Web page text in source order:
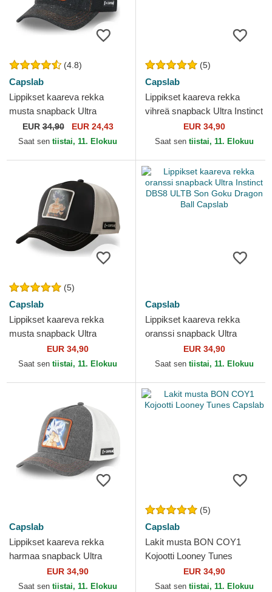
(4.8)
Capslab
Lippikset kaareva rekka
musta snapback Ultra
Instinct DBS5 SIG Son Goku
Dragon Ball Capslab
EUR34,90 EUR 24,43
Saat sen tiistai, 11. Elokuu
(5)
Capslab
Lippikset kaareva rekka
vihreä snapback Ultra Instinct
DBS6 ULT Son Goku Dragon
Ball Capslab
EUR 34,90
Saat sen tiistai, 11. Elokuu
(5)
Capslab
Lippikset kaareva rekka
musta snapback Ultra
Instinct DBS7 UIC Son Goku
Dragon Ball Capslab
EUR 34,90
Saat sen tiistai, 11. Elokuu
Capslab
Lippikset kaareva rekka
oranssi snapback Ultra
Instinct DBS8 ULTB Son
Goku Dragon Ball Capslab
EUR 34,90
Saat sen tiistai, 11. Elokuu
Capslab
Lippikset kaareva rekka
harmaa snapback Ultra
Instinct DBS8 GOKB Son
Goku Dragon Ball Capslab
EUR 34,90
Saat sen tiistai, 11. Elokuu
(5)
Capslab
Lakit musta BON COY1
Kojootti Looney Tunes
EUR 34,90
Saat sen tiistai, 11. Elokuu